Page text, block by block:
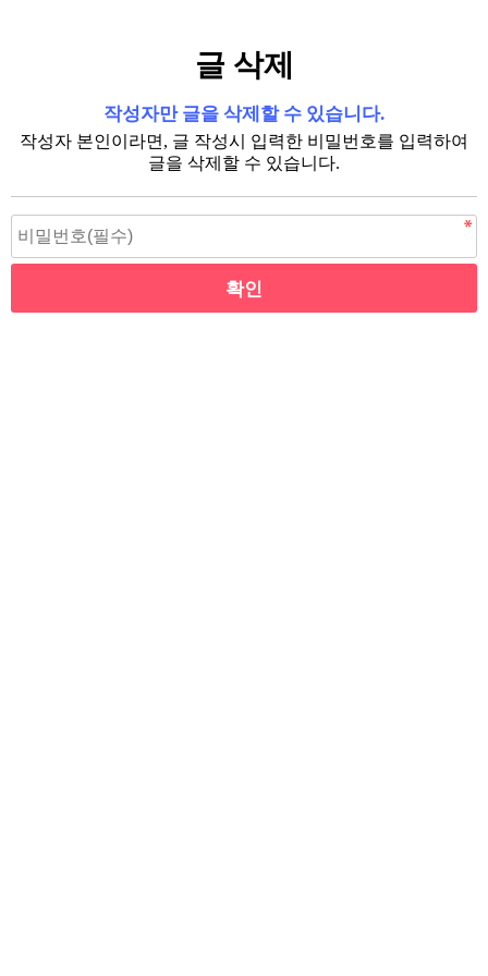
글 삭제
작성자만 글을 삭제할 수 있습니다.
작성자 본인이라면, 글 작성시 입력한 비밀번호를 입력하여
글을 삭제할 수 있습니다.